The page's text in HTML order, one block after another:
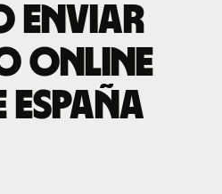
enviar
online
España